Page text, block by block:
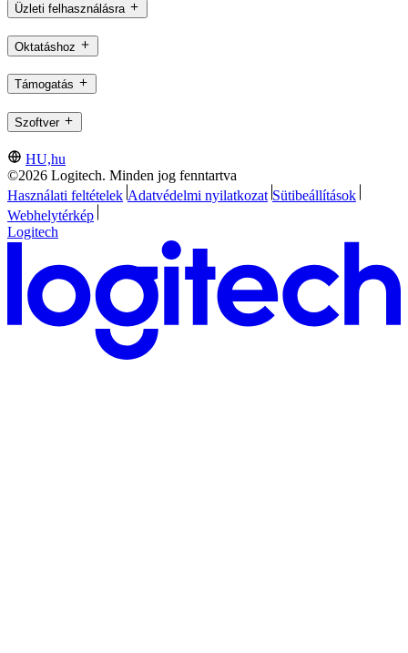
Üzleti felhasználásra
Oktatáshoz
Támogatás
Szoftver
HU,hu
©2026 Logitech. Minden jog fenntartva
Használati feltételek Adatvédelmi nyilatkozat Sütibeállítások
Webhelytérkép
Logitech